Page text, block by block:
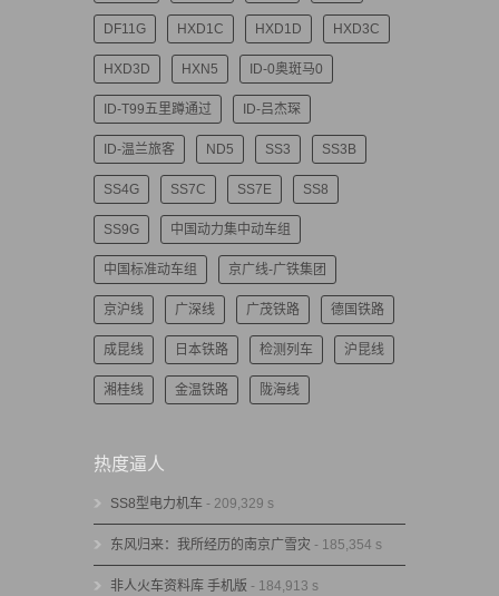
DF11G HXD1C HXD1D HXD3C
HXD3D HXN5 ID-0奥斑马0
ID-T99五里蹲通过 ID-吕杰琛
ID-温兰旅客 ND5 SS3 SS3B
SS4G SS7C SS7E SS8
SS9G 中国动力集中动车组
中国标准动车组 京广线-广铁集团
京沪线 广深线 广茂铁路 德国铁路
成昆线 日本铁路 检测列车 沪昆线
湘桂线 金温铁路 陇海线
热度逼人
SS8型电力机车 - 209,329 s
东风归来：我所经历的南京广雪灾 - 185,354 s
非人火车资料库 手机版 - 184,913 s